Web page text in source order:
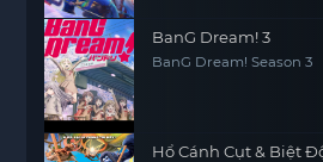
BanG Dream! 3
BanG Dream! Season 3
Hổ Cánh Cụt & Biệt